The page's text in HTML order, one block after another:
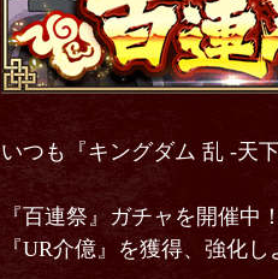
いつも『キングダム 乱 -天
『百連祭』ガチャを開催中！
『UR介億』を獲得、強化し